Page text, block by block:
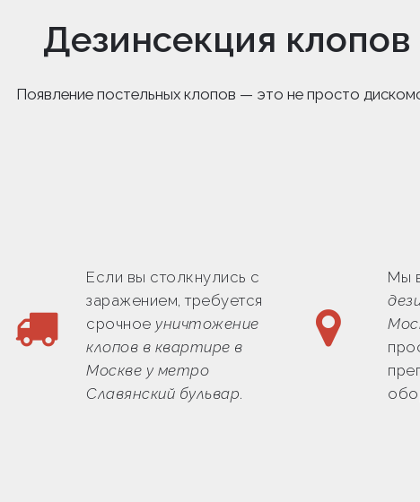
Дезинсекция
Появление постельных клопов — это не просто
Если вы столкнулись с
заражением, требуется
срочное уничтожение
клопов в квартире в
Москве у метро
Славянский бульвар.
Мы